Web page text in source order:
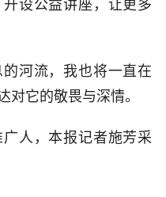
设公益讲座，让更多
河流，我也将一直在
对它的敬畏与深情。
人，本报记者施芳采